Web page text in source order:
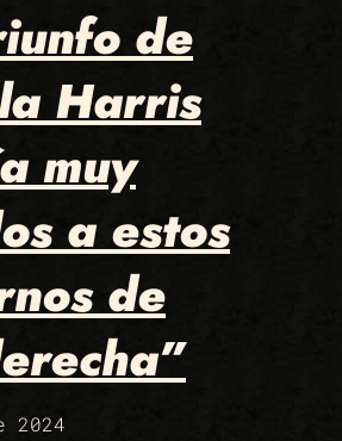
de
Harris
muy
a estos
de
2024